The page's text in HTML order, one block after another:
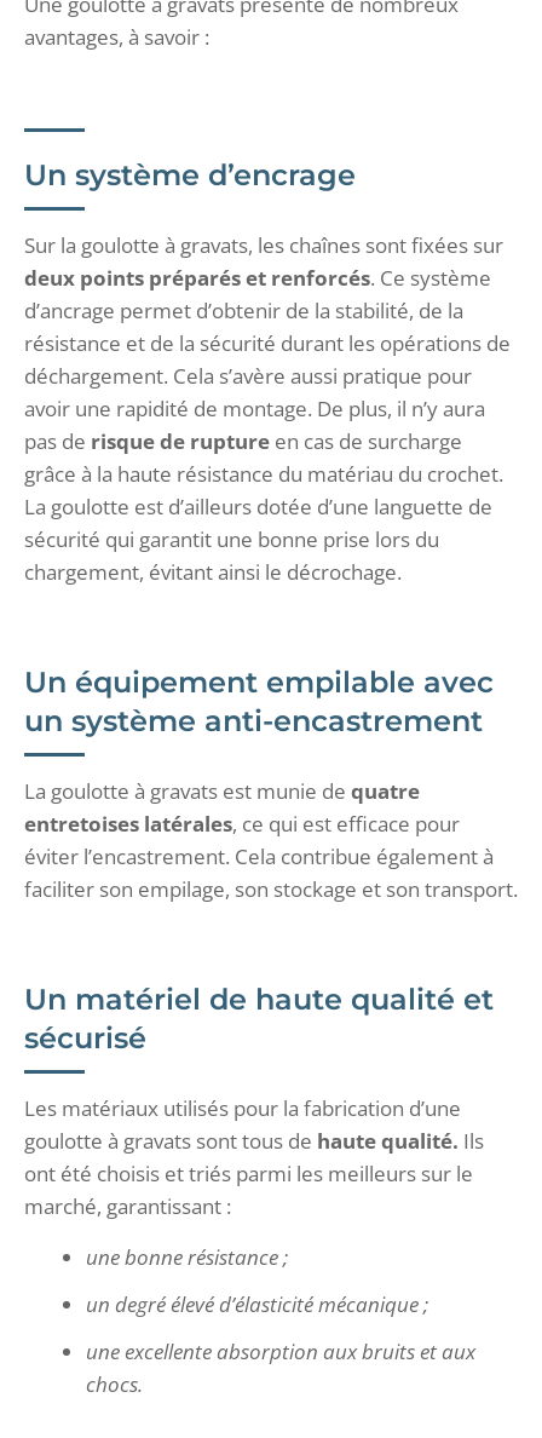
avantages, à savoir :
Un système d’encrage
Sur la goulotte à gravats, les chaînes sont fixées sur
deux points préparés et renforcés. Ce système
d’ancrage permet d’obtenir de la stabilité, de la
résistance et de la sécurité durant les opérations de
déchargement. Cela s’avère aussi pratique pour
avoir une rapidité de montage. De plus, il n’y aura
pas de risque de rupture en cas de surcharge
grâce à la haute résistance du matériau du crochet.
La goulotte est d’ailleurs dotée d’une languette de
sécurité qui garantit une bonne prise lors du
chargement, évitant ainsi le décrochage.
Un équipement empilable avec
un système anti-encastrement
La goulotte à gravats est munie de quatre
entretoises latérales, ce qui est efficace pour
éviter l’encastrement. Cela contribue également à
faciliter son empilage, son stockage et son transport.
Un matériel de haute qualité et
sécurisé
Les matériaux utilisés pour la fabrication d’une
goulotte à gravats sont tous de haute qualité. Ils
ont été choisis et triés parmi les meilleurs sur le
marché, garantissant :
une bonne résistance ;
un degré élevé d’élasticité mécanique ;
une excellente absorption aux bruits et aux
chocs.